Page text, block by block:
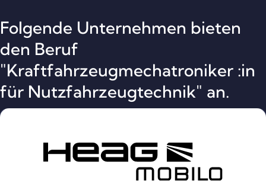
Folgende Unternehmen bieten
den Beruf
"Kraftfahrzeugmechatroniker :in
für Nutzfahrzeugtechnik" an.